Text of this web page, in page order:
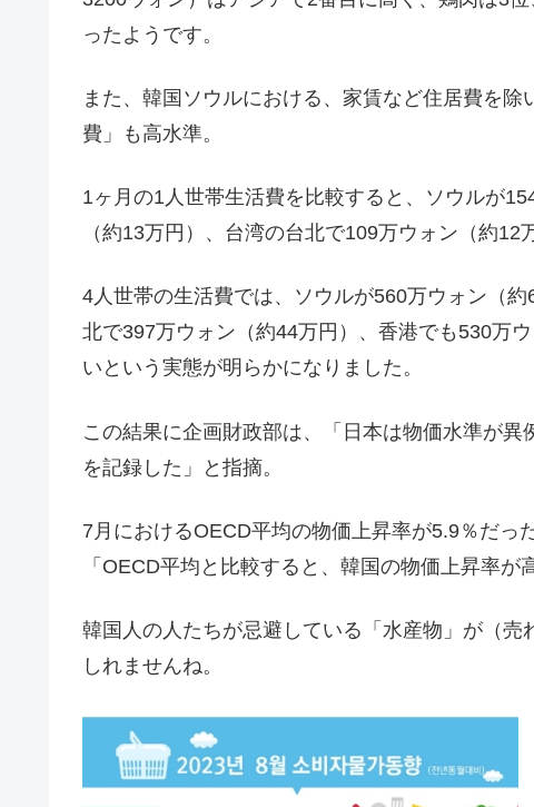
ったようです。
また、韓国ソウルにおける、家賃など住居費を
費」も高水準。
1ヶ月の1人世帯生活費を比較すると、ソウルが
（約13万円）、台湾の台北で109万ウォン（約12
4人世帯の生活費では、ソウルが560万ウォン（
北で397万ウォン（約44万円）、香港でも530万
いという実態が明らかになりました。
この結果に企画財政部は、「日本は物価水準が
を記録した」と指摘。
7月におけるOECD平均の物価上昇率が5.9％だっ
「OECD平均と比較すると、韓国の物価上昇率が
韓国人の人たちが忌避している「水産物」が（
しれませんね。